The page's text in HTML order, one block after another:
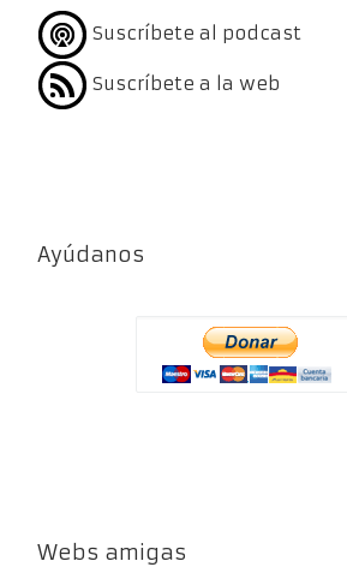
Suscríbete al podcast
Suscríbete a la web
Ayúdanos
Webs amigas